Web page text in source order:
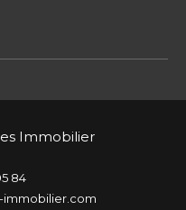
Immobilier
84